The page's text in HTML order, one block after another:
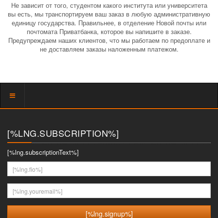
Не зависит от того, студентом какого института или университета
вы есть, мы транспортируем ваш заказ в любую административную
единицу государства. Правильнее, в отделение Новой почты или
почтомата Приватбанка, которое вы напишите в заказе.
Предупреждаем наших клиентов, что мы работаем по предоплате и
не доставляем заказы наложенным платежом.
Показать
[%LNG.SUBSCRIPTION%]
[%lng.subscriptionText%]
[%lng.fio%]
[%lng.youremail%]